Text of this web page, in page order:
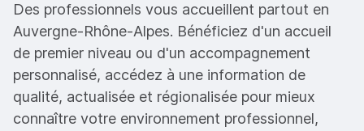
Des professionnels vous accueillent partout en
Auvergne-Rhône-Alpes. Bénéficiez d'un accueil
de premier niveau ou d'un accompagnement
personnalisé, accédez à une information de
qualité, actualisée et régionalisée pour mieux
connaître votre environnement professionnel,